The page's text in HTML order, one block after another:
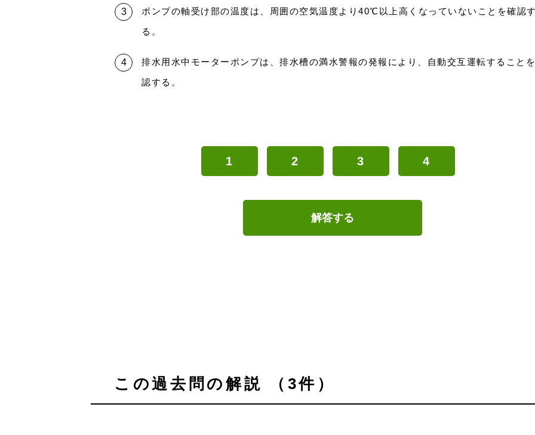
ポンプの軸受け部の温度は、周囲の空気温度より40℃以上高くなっていないことを確認
る。
排水用水中モーターポンプは、排水槽の満水警報の発報により、自動交互運転すること
認する。
1 2 3 4
解答する
この過去問の解説 （3件）